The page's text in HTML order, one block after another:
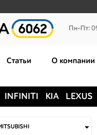
Пн-Пт:
Статьи О компании
INFINITI KIA LEXUS